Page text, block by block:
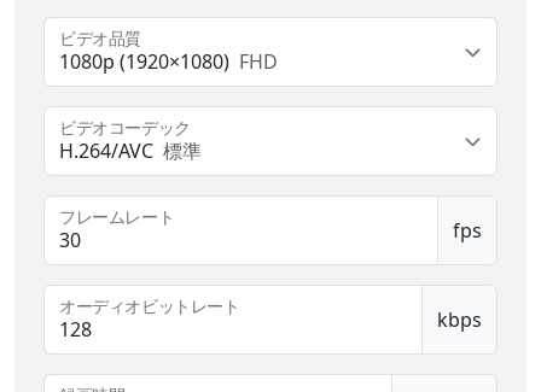
1080p (1920×1080) FHD
ビデオ品質
H.264/AVC 標準
ビデオコーデック
フレームレート
fps
オーディオビットレート
kbps